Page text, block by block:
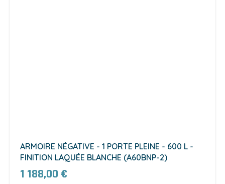
ARMOIRE NÉGATIVE - 1 PORTE PLEINE - 600 L -
FINITION LAQUÉE BLANCHE (A60BNP-2)
1 188,00 €